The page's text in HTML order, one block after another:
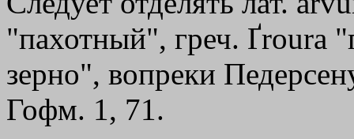
"пахотный", греч. Ґroura
зерно", вопреки
Гофм. 1, 71.